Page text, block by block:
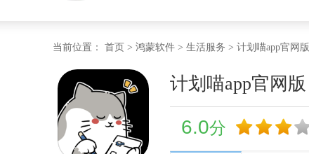
当前位置： 首页 > 鸿蒙软件 > 生活服务 > 计划喵app官网版
计划喵app官网版
6.0分